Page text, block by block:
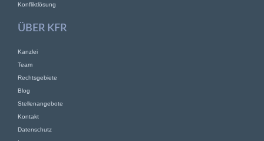
Konfliktlösung
ÜBER KFR
Kanzlei
Team
Rechtsgebiete
Blog
Stellenangebote
Kontakt
Datenschutz